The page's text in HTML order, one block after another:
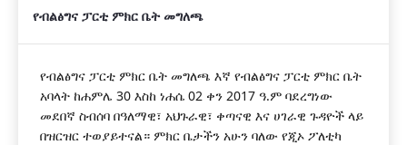
የብልፅግና ፓርቲ ምክር ቤት መግለጫ
የብልፅግና ፓርቲ ምክር ቤት መግለጫ እኛ የብልፅግና ፓርቲ ምክር ቤት
አባላት ከሐምሌ 30 እስከ ነሐሴ 02 ቀን 2017 ዓ.ም ባደረግነው
መደበኛ ስብሰባ በዓለማዊ፣ አህጉራዊ፣ ቀጣናዊ እና ሀገራዊ ጉዳዮች ላይ
በዝርዝር ተወያይተናል። ምክር ቤታችን አሁን ባለው የጂኦ ፖለቲካ